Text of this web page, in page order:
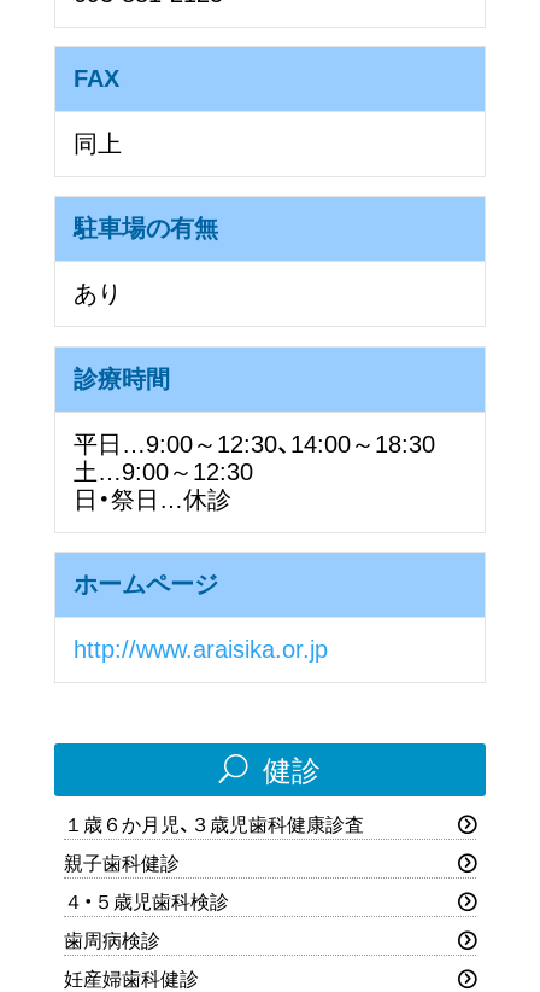
FAX
同上
駐車場の有無
あり
診療時間
平日…9:00～12:30、14:00～18:30
土…9:00～12:30
日・祭日…休診
ホームページ
http://www.araisika.or.jp
U 健診
１歳６か月児、３歳児歯科健康診査
親子歯科健診
４・５歳児歯科検診
歯周病検診
妊産婦歯科健診